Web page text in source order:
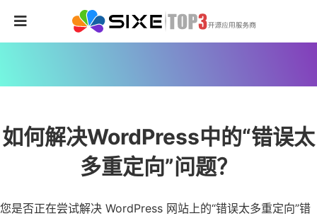
如何解决WordPress中的“错误太
多重定向”问题？
您是否正在尝试解决 WordPress 网站上的“错误太多重定向”错